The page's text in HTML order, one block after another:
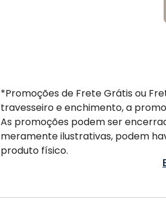
*Promoções de Frete Grátis ou
travesseiro e enchimento, a
As promoções podem ser
meramente ilustrativas, podem
produto físico.